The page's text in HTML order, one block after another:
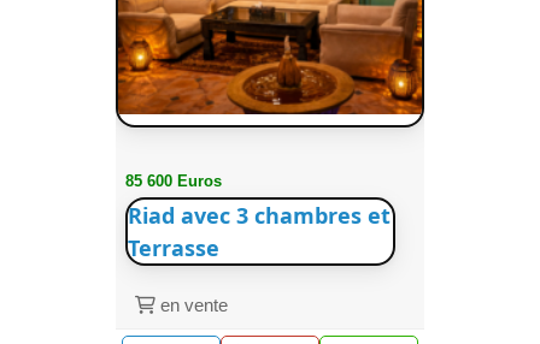
85 600 Euros
Riad avec 3 chambres et
Terrasse
en vente